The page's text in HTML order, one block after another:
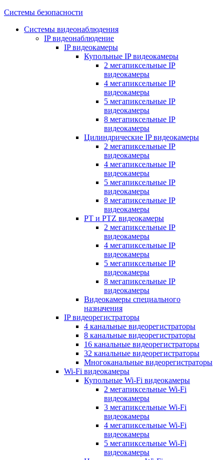
Системы безопасности
Системы видеонаблюдения
IP видеонаблюдение
IP видеокамеры
Купольные IP видеокамеры
2 мегапиксельные IP
видеокамеры
4 мегапиксельные IP
видеокамеры
5 мегапиксельные IP
видеокамеры
8 мегапиксельные IP
видеокамеры
Цилиндрические IP видеокамеры
2 мегапиксельные IP
видеокамеры
4 мегапиксельные IP
видеокамеры
5 мегапиксельные IP
видеокамеры
8 мегапиксельные IP
видеокамеры
PT и PTZ видеокамеры
2 мегапиксельные IP
видеокамеры
4 мегапиксельные IP
видеокамеры
5 мегапиксельные IP
видеокамеры
8 мегапиксельные IP
видеокамеры
Видеокамеры специального
назначения
IP видеорегистраторы
4 канальные видеорегистраторы
8 канальные видеорегистраторы
16 канальные видеорегистраторы
32 канальные видеорегистраторы
Многоканальные видеорегистраторы
Wi-Fi видеокамеры
Купольные Wi-Fi видеокамеры
2 мегапиксельные Wi-Fi
видеокамеры
3 мегапиксельные Wi-Fi
видеокамеры
4 мегапиксельные Wi-Fi
видеокамеры
5 мегапиксельные Wi-Fi
видеокамеры